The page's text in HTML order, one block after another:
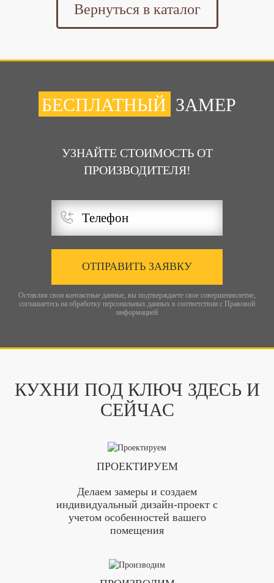
Вернуться в каталог
БЕСПЛАТНЫЙ ЗАМЕР
УЗНАЙТЕ СТОИМОСТЬ ОТ
ПРОИЗВОДИТЕЛЯ!
ОТПРАВИТЬ ЗАЯВКУ
Оставляя свои контактные данные, вы подтверждаете свое совершеннолетие,
соглашаетесь на обработку персональных данных в соответствии с Правовой
информацией
КУХНИ ПОД КЛЮЧ ЗДЕСЬ И
СЕЙЧАС
ПРОЕКТИРУЕМ
Делаем замеры и создаем
индивидуальный дизайн-проект с
учетом особенностей вашего
помещения